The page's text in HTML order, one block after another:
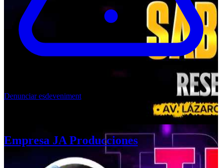
Denunciar esdeveniment
Empresa JA Producciones